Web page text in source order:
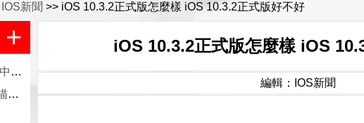
IOS新聞 >> iOS 10.3.2正式版怎麼樣 iOS 10.3.2正式版好不好
iOS 10.3.2正式版怎麼樣 iOS
編輯：IOS新聞
+
iOS 11怎麼排列照片應用中的照片
如何使用iOS11備忘錄掃描文件